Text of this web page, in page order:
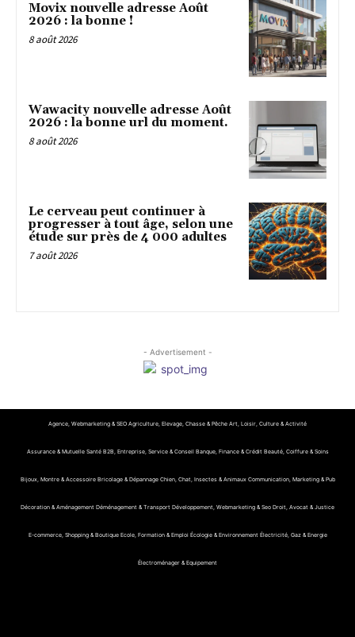
Movix nouvelle adresse Août
2026 : la bonne !
8 août 2026
Wawacity nouvelle adresse Août
2026 : la bonne url du moment.
8 août 2026
Le cerveau peut continuer à
progresser à tout âge, selon une
étude sur près de 4 000 adultes
7 août 2026
- Advertisement -
Agence, Webmarketing & SEO Agriculture, Elevage, Chasse & Pêche Art, Loisir, Culture & Activité
Assurance & Mutuelle Santé B2B, Entreprise, Service & Conseil Banque, Finance & Crédit Beauté, Coiffure & Soins
Bijoux, Montre & Accessoire Bricolage & Dépannage Chien, Chat, Insectes & Animaux Communication, Marketing & Pub
Décoration & Aménagement Déménagement & Transport Développement, Webmarketing & Seo Droit, Avocat & Justice
E-commerce, Shopping & Boutique Ecole, Formation & Emploi Écologie & Environnement Électricité, Gaz & Energie
Électroménager & Equipement